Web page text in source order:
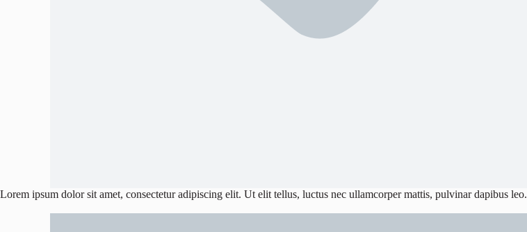
Lorem ipsum dolor sit amet, consectetur adipiscing elit. Ut elit tellus, luctus nec ullamcorper mattis, pulvinar dapibus leo.